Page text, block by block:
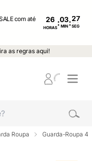
com até
26
HORAS: MIN : SEG
as regras aqui!
Roupa Guarda-Roupa 4